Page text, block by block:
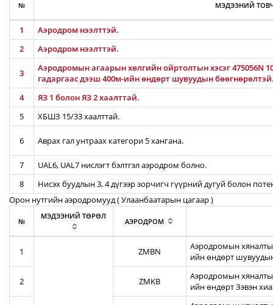
№ МЭДЭЭНИЙ
1
Аэродром нээлттэй.
2
Аэродром нээлттэй.
3
Аэродромын агаарын хөлгийн ойртолтын хэсэг 475056N
гадаргаас дээш 400м-ийн өндөрт шувуудын
4
ЯЗ 1 болон ЯЗ 2 хаалттай.
5
ХБШЗ 15/33 хаалттай.
6 Аврах гал унтраах категори 5 хангана.
7
UAL6, UAL7 нислэгт бэлтгэл аэродром болно.
8
Нисэх буудлын 3, 4 дүгээр зорчигч гүүрний дугуй болон
Орон нутгийн аэродромууд ( Улаанбаатарын цагаар )
№
МЭДЭЭНИЙ ТӨРӨЛ
АЭРОДРОМ
1 ZMBN
Аэродромын
ийн өндөрт
2 ZMKB
Аэродромын
ийн өндөрт Зэвэн